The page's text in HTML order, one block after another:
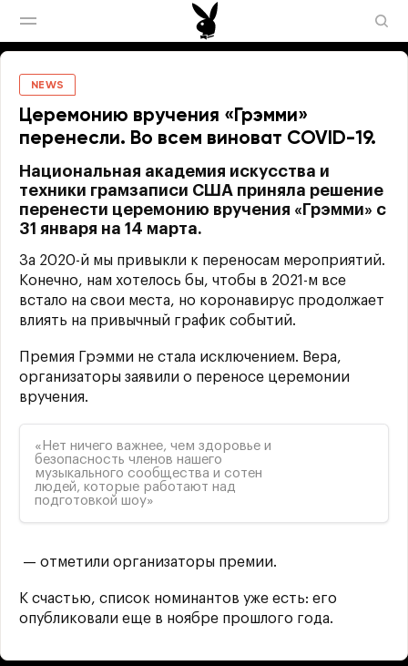
NEWS
Церемонию вручения «Грэмми»
перенесли. Во всем виноват COVID-19.
Национальная академия искусства и
техники грамзаписи США приняла решение
перенести церемонию вручения «Грэмми» с
31 января на 14 марта.
За 2020-й мы привыкли к переносам мероприятий.
Конечно, нам хотелось бы, чтобы в 2021-м все
встало на свои места, но коронавирус продолжает
влиять на привычный график событий.
Премия Грэмми не стала исключением. Вера,
организаторы заявили о переносе церемонии
вручения.
«Нет ничего важнее, чем здоровье и
безопасность членов нашего
музыкального сообщества и сотен
людей, которые работают над
подготовкой шоу»
— отметили организаторы премии.
К счастью, список номинантов уже есть: его
опубликовали еще в ноябре прошлого года.